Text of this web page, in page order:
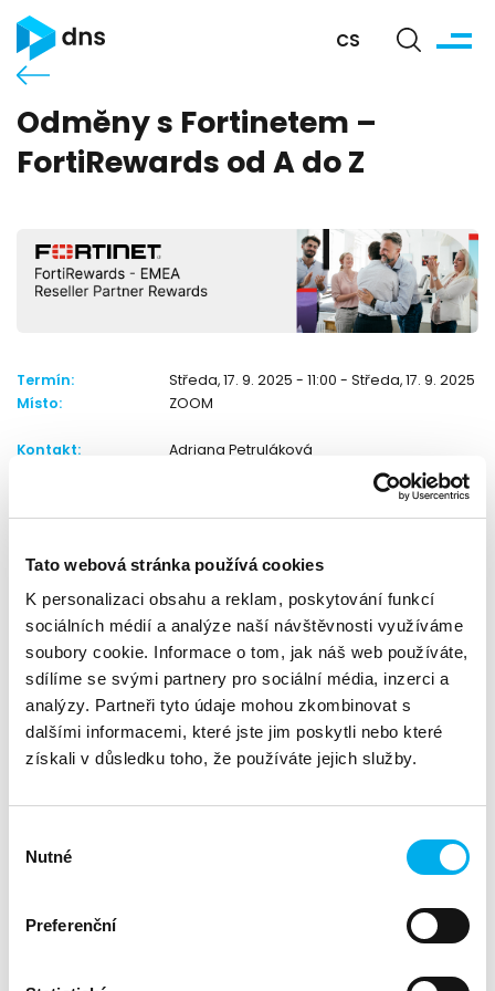
Tato webová stránka používá cookies
K personalizaci obsahu a reklam, poskytování funkcí
sociálních médií a analýze naší návštěvnosti využíváme
soubory cookie. Informace o tom, jak náš web používáte,
sdílíme se svými partnery pro sociální média, inzerci a
analýzy. Partneři tyto údaje mohou zkombinovat s
dalšími informacemi, které jste jim poskytli nebo které
získali v důsledku toho, že používáte jejich služby.
souhlasu
Nutné
Preferenční
CS
Odměny s Fortinetem –
FortiRewards od A do Z
Termín: Středa, 17. 9. 2025 - 11:00 - Středa, 17. 9. 2025
Místo: ZOOM
Kontakt:
Adriana Petruláková
Program FortiRewards společnosti Fortinet je navržen
tak, aby vám umožnil zvýšit ziskovost, vylepšit
angažovanost a odbornost.
Přijměte pozvání na specializovaný webinář
představíme tento zajímavý program, jeho nesporné výhody
a zasazení v rámci kompletního partnerského programu
Fortinet.
Těšíme se na Vás ve středu, 17. září v 11:00.
Jiří Kos, DNS